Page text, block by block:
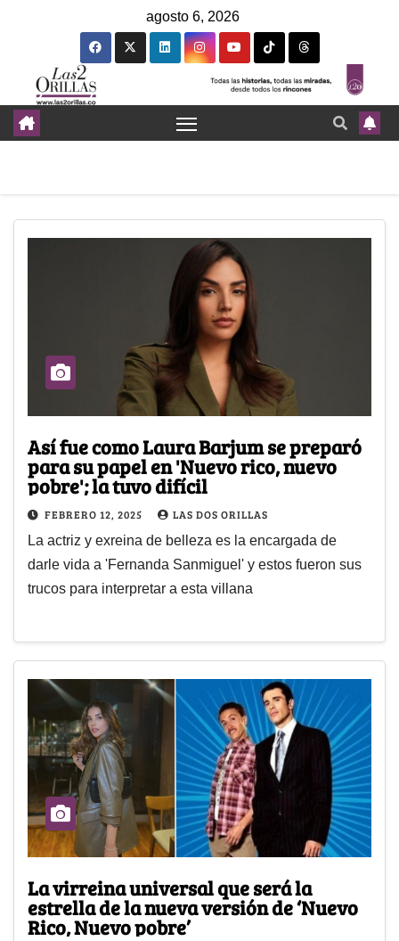
agosto 6, 2026
Así fue como Laura Barjum se preparó
para su papel en 'Nuevo rico, nuevo
pobre'; la tuvo difícil
FEBRERO 12, 2025 LAS DOS ORILLAS
La actriz y exreina de belleza es la encargada de
darle vida a 'Fernanda Sanmiguel' y estos fueron sus
trucos para interpretar a esta villana
La virreina universal que será la
estrella de la nueva versión de ‘Nuevo
Rico, Nuevo pobre’